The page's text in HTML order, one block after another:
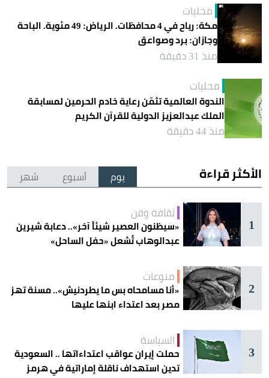
محليات
مكة: رياح في 4 محافظات. الرياض: 49 مئوية. الباحة
وجازان: برد وصواعق
منذ 31 دقيقة
محليات
الندوة العالمية تثمّن رعاية خادم الحرمين لمسابقة
الملك عبدالعزيز الدولية للقرآن الكريم
منذ 44 دقيقة
الأكثر قراءة يوم أسبوع شهر
1
ثقافة وفن
«سيظنون العصير شيئاً آخر».. دعابة شيرين
عبدالوهاب تُشعل «حفل الساحل»
2
منوعات
«أنا مسامحاه بس ما يطردنيش».. مسنة تهز
مصر بعد اعتداء ابنها عليها
3
السياسة
حملت إيران عواقب اعتداءاتها .. السعودية
تدين استهداف ناقلة إماراتية في هرمز